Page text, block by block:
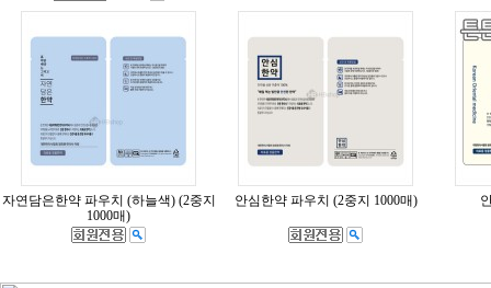
자연담은한약 파우치 (하늘색) (2중지
1000매)
안심한약 파우치 (2중지 1000매)